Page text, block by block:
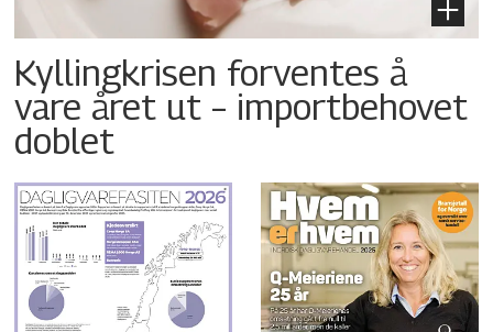
Kyllingkrisen forventes å
vare året ut – importbehovet
doblet